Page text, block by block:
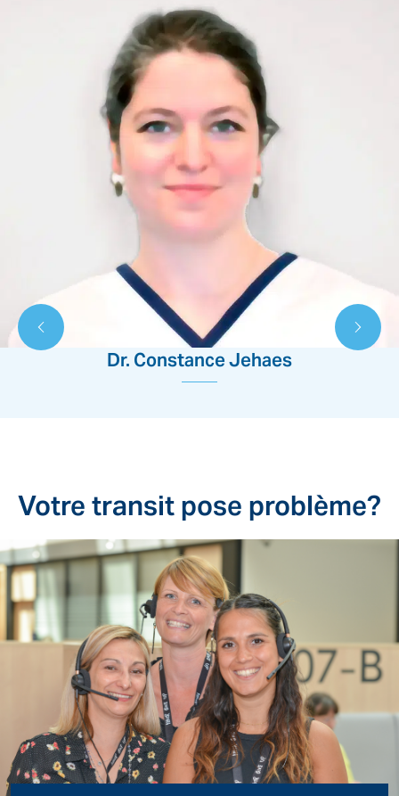
Incontinence fécale sévère
Une solution peut être offerte aux
EN SAVOIR PLUS
Dr. Constance Jehaes
Votre transit pose problème?